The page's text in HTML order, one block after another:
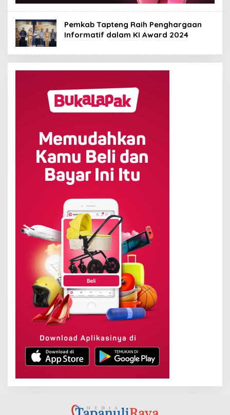
Pemkab Tapteng Raih Penghargaan
Informatif dalam KI Award 2024